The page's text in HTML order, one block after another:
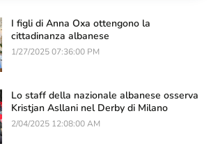
I figli di Anna Oxa ottengono la
cittadinanza albanese
1/27/2025 07:36:00 PM
Lo staff della nazionale albanese osserva
Kristjan Asllani nel Derby di Milano
2/04/2025 12:08:00 AM